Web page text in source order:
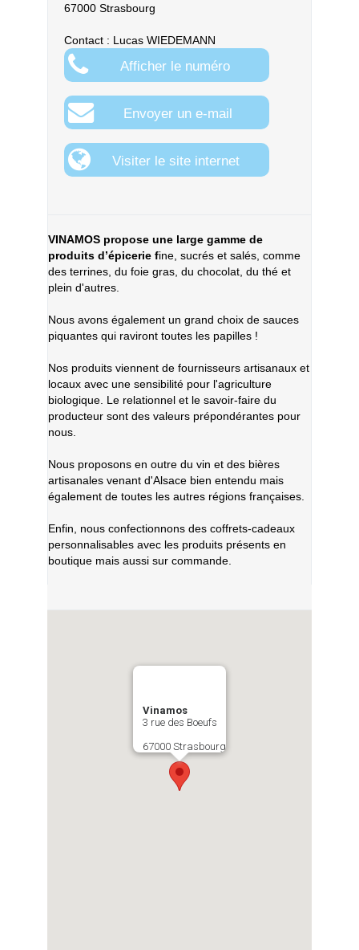
67000 Strasbourg
Contact : Lucas WIEDEMANN
Afficher le numéro
Envoyer un e-mail
Visiter le site internet
VINAMOS propose une large gamme de
produits d’épicerie fine, sucrés et salés, comme
des terrines, du foie gras, du chocolat, du thé et
plein d'autres.
Nous avons également un grand choix de sauces
piquantes qui raviront toutes les papilles !
Nos produits viennent de fournisseurs artisanaux et
locaux avec une sensibilité pour l'agriculture
biologique. Le relationnel et le savoir-faire du
producteur sont des valeurs prépondérantes pour
nous.
Nous proposons en outre du vin et des bières
artisanales venant d'Alsace bien entendu mais
également de toutes les autres régions françaises.
Enfin, nous confectionnons des coffrets-cadeaux
personnalisables avec les produits présents en
boutique mais aussi sur commande.
Vinamos
3 rue des Boeufs
67000 Strasbourg